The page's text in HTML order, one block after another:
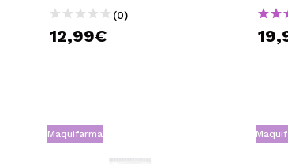
Empfindliche Haut
(0)
12,99€
Maquifarma